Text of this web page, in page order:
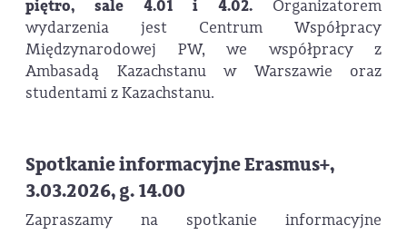
piętro, sale 4.01 i 4.02. Organizatorem
wydarzenia jest Centrum Współpracy
Międzynarodowej PW, we współpracy z
Ambasadą Kazachstanu w Warszawie oraz
studentami z Kazachstanu.
Spotkanie informacyjne Erasmus+,
3.03.2026, g. 14.00
Zapraszamy na spotkanie informacyjne